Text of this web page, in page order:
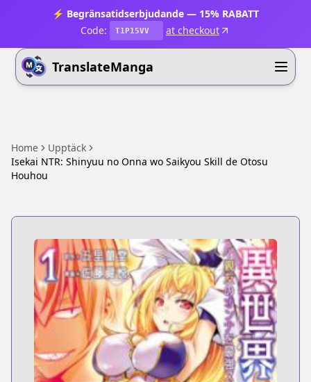
⚡ Begränsatidserbjudande — 15% RABATT
Code:
T1P15VV at checkout
TranslateManga
Home
Upptäck
Isekai NTR: Shinyuu no Onna wo Saikyou Skill de Otosu
Houhou